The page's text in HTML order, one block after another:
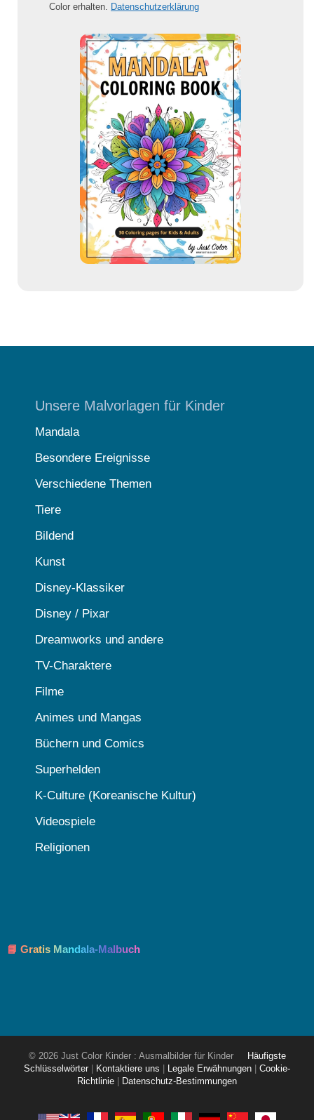
Color erhalten. Datenschutzerklärung
Unsere Malvorlagen für Kinder
Mandala
Besondere Ereignisse
Verschiedene Themen
Tiere
Bildend
Kunst
Disney-Klassiker
Disney / Pixar
Dreamworks und andere
TV-Charaktere
Filme
Animes und Mangas
Büchern und Comics
Superhelden
K-Culture (Koreanische Kultur)
Videospiele
Religionen
📘 Gratis Mandala-Malbuch
© 2026 Just Color Kinder : Ausmalbilder für Kinder
Häufigste
Schlüsselwörter
Kontaktiere uns Legale Erwähnungen
Cookie-
Richtlinie
Datenschutz-Bestimmungen